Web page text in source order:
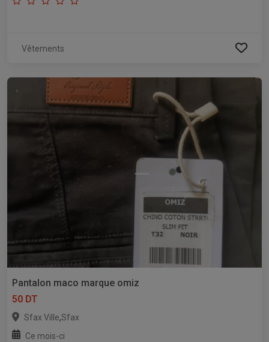
Vêtements
Pantalon maco marque omiz
50 DT
Sfax Ville,Sfax
Ce mois-ci